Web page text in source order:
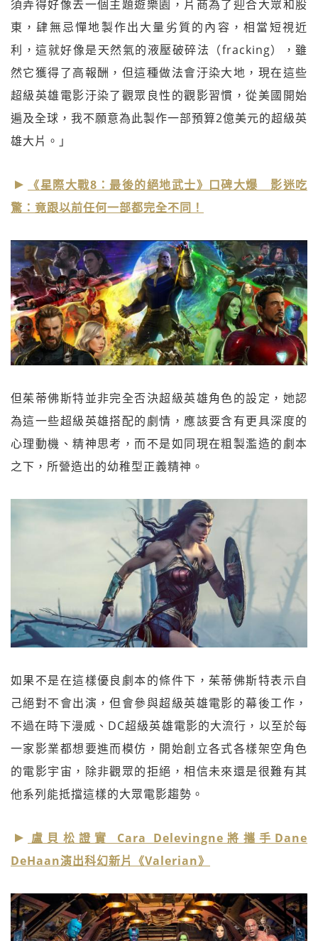
須弄得好像去一個主題遊樂園，片商為了迎合大眾和股
東，肆無忌憚地製作出大量劣質的內容，相當短視近
利，這就好像是天然氣的液壓破碎法（fracking），雖
然它獲得了高報酬，但這種做法會汙染大地，現在這些
超級英雄電影汙染了觀眾良性的觀影習慣，從美國開始
遍及全球，我不願意為此製作一部預算2億美元的超級英
雄大片。」
《星際大戰8：最後的絕地武士》口碑大爆 影迷吃
驚：竟跟以前任何一部都完全不同！
但茱蒂佛斯特並非完全否決超級英雄角色的設定，她認
為這一些超級英雄搭配的劇情，應該要含有更具深度的
心理動機、精神思考，而不是如同現在粗製濫造的劇本
之下，所營造出的幼稚型正義精神。
如果不是在這樣優良劇本的條件下，茱蒂佛斯特表示自
己絕對不會出演，但會參與超級英雄電影的幕後工作，
不過在時下漫威、DC超級英雄電影的大流行，以至於每
一家影業都想要進而模仿，開始創立各式各樣架空角色
的電影宇宙，除非觀眾的拒絕，相信未來還是很難有其
他系列能抵擋這樣的大眾電影趨勢。
盧貝松證實 Cara Delevingne將攜手Dane
DeHaan演出科幻新片《Valerian》